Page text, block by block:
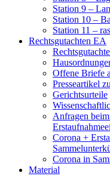
Station 9 –
Station 10 –
Station 11 –
Rechtsgutachten EA
Offene Briefe
Presseartikel
Gerichtsurteile
Anfragen
Corona +
Corona in
Material